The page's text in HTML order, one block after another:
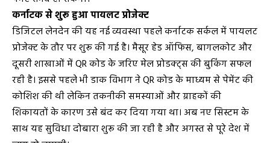
कर्नाटक से शुरू हुआ पायलट प्रोजेक्ट
डिजिटल लेनदेन की यह नई व्यवस्था पहले कर्नाटक सर्कल में पायलट
प्रोजेक्ट के तौर पर शुरू की गई है। मैसूर हेड ऑफिस, बागलकोट और
दूसरी शाखाओं में QR कोड के जरिए मेल प्रोडक्ट्स की बुकिंग सफल
रही है। इससे पहले भी डाक विभाग ने QR कोड के माध्यम से पेमेंट की
कोशिश की थी लेकिन तकनीकी समस्याओं और ग्राहकों की
शिकायतों के कारण उसे बंद कर दिया गया था। अब नए सिस्टम के
साथ यह सुविधा दोबारा शुरू की जा रही है और अगस्त से पूरे देश में